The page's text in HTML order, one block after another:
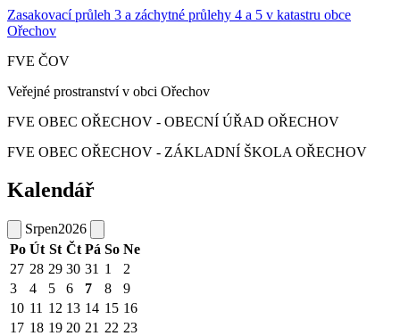
Zasakovací průleh 3 a záchytné průlehy 4 a 5 v katastru obce
Ořechov
FVE ČOV
Veřejné prostranství v obci Ořechov
FVE OBEC OŘECHOV - OBECNÍ ÚŘAD OŘECHOV
FVE OBEC OŘECHOV - ZÁKLADNÍ ŠKOLA OŘECHOV
Kalendář
Srpen2026
Po Út St Čt Pá So Ne
27 28 29 30 31 1
2
3
4 5 6 7 8
9
10 11 12 13 14 15 16
17 18 19 20 21 22 23